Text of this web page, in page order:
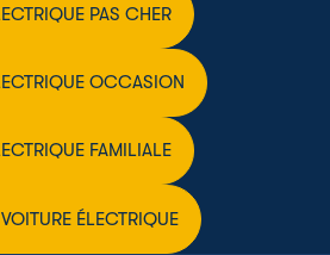
PAS CHER
OCCASION
FAMILIALE
ÉLECTRIQUE